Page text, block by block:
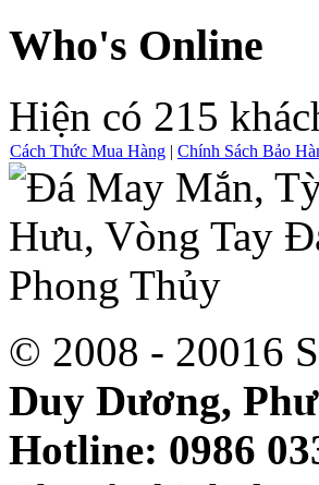
Who's Online
Hiện có 215
Cách Thức Mua Hàng | Chính Sách Bảo
© 2008 - 20016
Duy Dương,
Hotline: 0986